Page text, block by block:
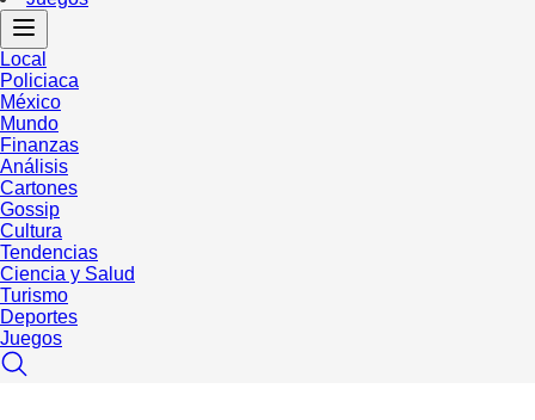
Local
Policiaca
México
Mundo
Finanzas
Análisis
Cartones
Gossip
Cultura
Tendencias
Ciencia y Salud
Turismo
Deportes
Juegos